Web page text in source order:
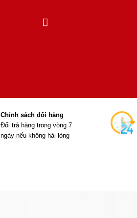
Chính sách đổi hàng
Đổi trả hàng trong vòng 7
ngày nếu không hài lòng